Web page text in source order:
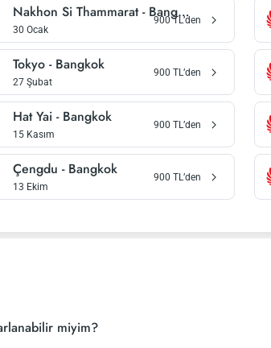
Nakhon Si Thammarat- Bangkok
30 Ocak
900TL’den
Tokyo - Bangkok
27 Şubat
900 TL’den
Hat Yai - Bangkok
15 Kasım
900 TL’den
Çengdu - Bangkok
13 Ekim
900 TL’den
miyim?